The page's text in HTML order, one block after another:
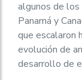
algunos de
Panamá y
que escalaron
evolución de
desarrollo de